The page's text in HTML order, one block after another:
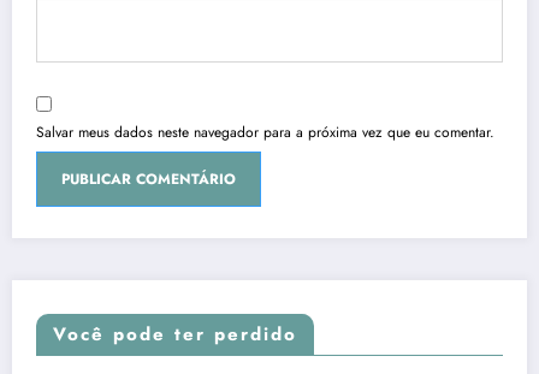
Salvar meus dados neste navegador para a próxima vez que eu comentar.
Você pode ter perdido